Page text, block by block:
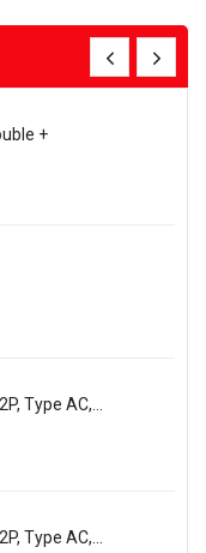
+
Type AC,...
Type AC,...